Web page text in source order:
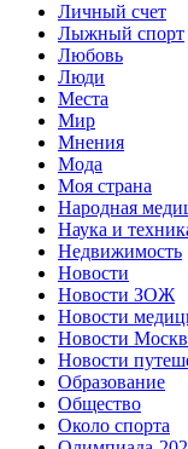
Личный счет
Лыжный спорт
Любовь
Люди
Места
Мир
Мнения
Мода
Моя страна
Народная
Наука и
Недвижимость
Новости
Новости ЗОЖ
Новости
Новости
Новости
Образование
Общество
Около спорта